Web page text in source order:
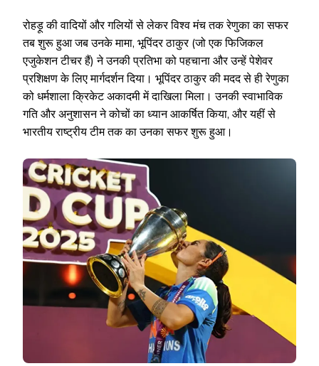
रोहड़ू की वादियों और गलियों से लेकर विश्व मंच तक रेणुका का सफर
तब शुरू हुआ जब उनके मामा, भूपिंदर ठाकुर (जो एक फिजिकल
एजुकेशन टीचर हैं) ने उनकी प्रतिभा को पहचाना और उन्हें पेशेवर
प्रशिक्षण के लिए मार्गदर्शन दिया। भूपिंदर ठाकुर की मदद से ही रेणुका
को धर्मशाला क्रिकेट अकादमी में दाखिला मिला। उनकी स्वाभाविक
गति और अनुशासन ने कोचों का ध्यान आकर्षित किया, और यहीं से
भारतीय राष्ट्रीय टीम तक का उनका सफर शुरू हुआ।